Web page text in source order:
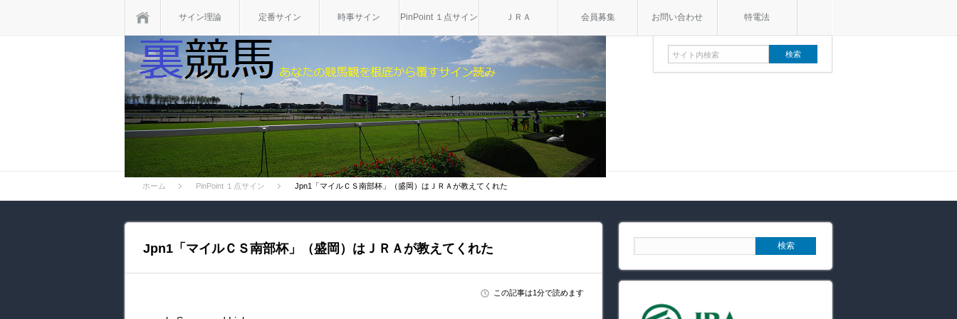
サイン理論 定番サイン 時事サイン PinPoint １点サイン ＪＲＡ 会員募集 お問い合わせ 特電法
ホーム PinPoint １点サイン Jpn1「マイルＣＳ南部杯」（盛岡）はＪＲＡが教えてくれた
Jpn1「マイルＣＳ南部杯」（盛岡）はＪＲＡが教えてくれた
この記事は1分で読めます